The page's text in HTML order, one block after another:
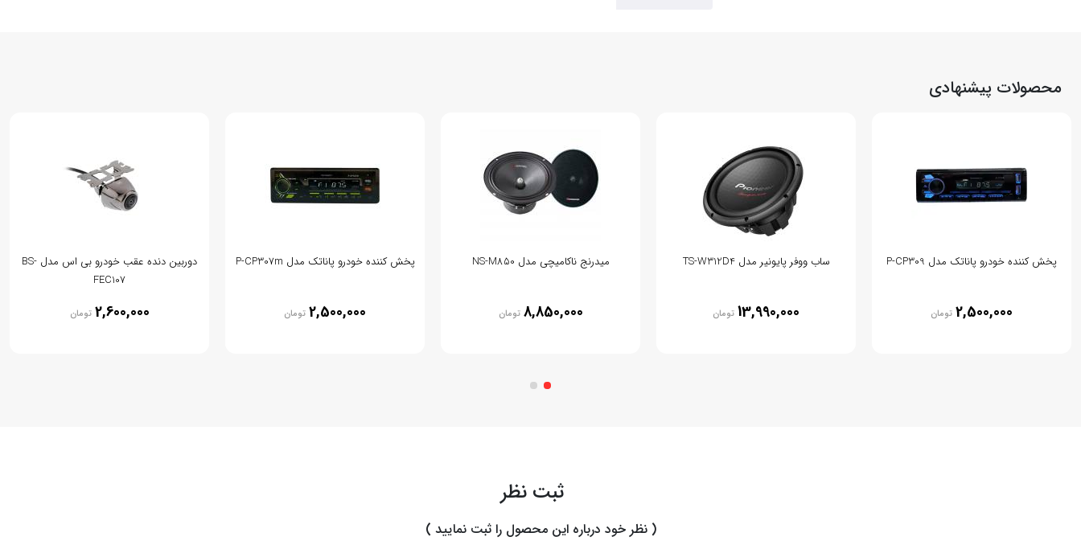
محصولات پیشنهادی
پخش کننده خودرو پاناتک مدل P-CP309
2,500,000 تومان
ساب ووفر پایونیر مدل TS-W312D4
13,990,000 تومان
میدرنج ناکامیچی مدل NS-M850
8,850,000 تومان
پخش کننده خودرو پاناتک مدل P-CP307m
2,500,000 تومان
دوربین دنده عقب خودرو بی اس مدل BS-
FEC107
2,600,000 تومان
ثبت نظر
( نظر خود درباره این محصول را ثبت نمایید )